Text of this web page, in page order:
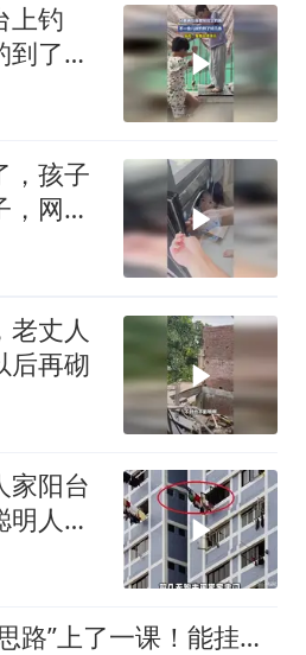
上钓
了好
，孩子
，网
老丈人
后再砌
家阳台
人的
被年轻人的“收纳思路”上了一课！能挂就挂，家里一点都不挤